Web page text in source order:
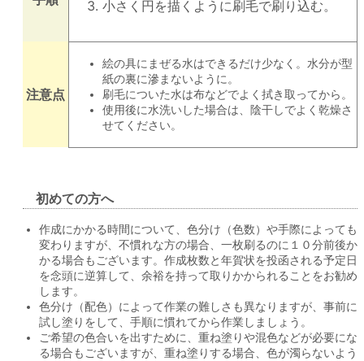
小さく円を描くように刷毛で刷り込む。
注意点
絵の具にまぜる水はできるだけ少なく。水分が型
紙の裏に滲まないように。
刷毛についた水は布などでよく拭き取ってから。
使用後に水洗いした場合は、陰干しでよく乾燥さ
せてください。
初めての方へ
作成にかかる時間について、色分け（色数）や手際によっても
変わりますが、不慣れな方の場合、一枚刷るのに１０分前後か
かる場合もございます。作成枚数と年賀状を投函される予定日
を念頭に逆算して、余裕を持って取りかかられることをお勧め
します。
色分け（配色）によって作業の難しさも異なりますが、事前に
試し塗りをして、手順に慣れてから作業しましょう。
ご希望の色合いを出すために、重ね塗りや混色などが必要にな
る場合もございますが、重ね塗りする場合、色が濁らないよう